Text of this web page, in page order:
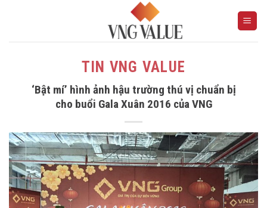
TIN VNG VALUE
‘Bật mí’ hình ảnh hậu trường thú vị chuẩn bị
cho buổi Gala Xuân 2016 của VNG